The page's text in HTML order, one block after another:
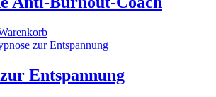
Entspannung